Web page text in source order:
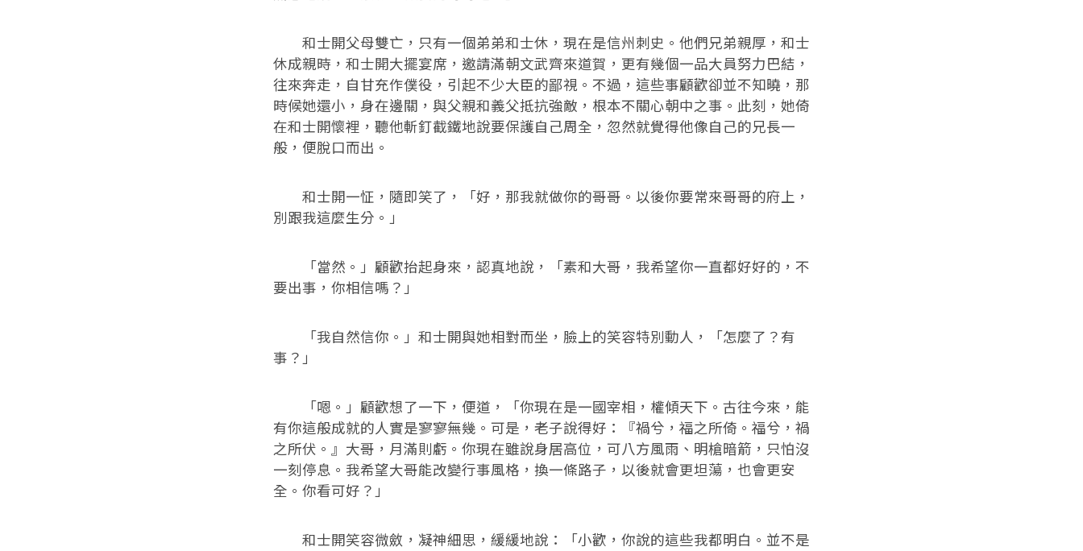
和士開父母雙亡，只有一個弟弟和士休，現在是信州刺史。他們兄弟親厚，和士
休成親時，和士開大擺宴席，邀請滿朝文武齊來道賀，更有幾個一品大員努力巴結，
往來奔走，自甘充作僕役，引起不少大臣的鄙視。不過，這些事顧歡卻並不知曉，那
時候她還小，身在邊關，與父親和義父抵抗強敵，根本不關心朝中之事。此刻，她倚
在和士開懷裡，聽他斬釘截鐵地說要保護自己周全，忽然就覺得他像自己的兄長一
般，便脫口而出。
和士開一怔，隨即笑了，「好，那我就做你的哥哥。以後你要常來哥哥的府上，
別跟我這麼生分。」
「當然。」顧歡抬起身來，認真地說，「素和大哥，我希望你一直都好好的，不
要出事，你相信嗎？」
「我自然信你。」和士開與她相對而坐，臉上的笑容特別動人，「怎麼了？有
事？」
「嗯。」顧歡想了一下，便道，「你現在是一國宰相，權傾天下。古往今來，能
有你這般成就的人實是寥寥無幾。可是，老子說得好：『禍兮，福之所倚。福兮，禍
之所伏。』大哥，月滿則虧。你現在雖說身居高位，可八方風雨、明槍暗箭，只怕沒
一刻停息。我希望大哥能改變行事風格，換一條路子，以後就會更坦蕩，也會更安
全。你看可好？」
和士開笑容微斂，凝神細思，緩緩地說：「小歡，你說的這些我都明白。並不是